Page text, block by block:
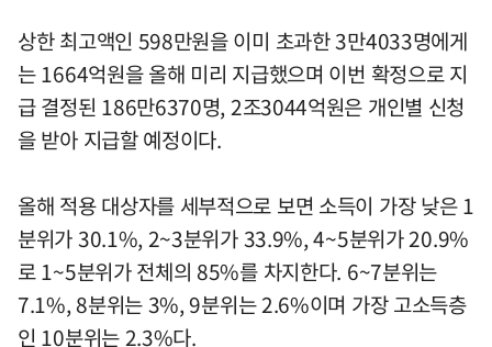
상한 최고액인 598만원을 이미 초과한 3만4033명에게
는 1664억원을 올해 미리 지급했으며 이번 확정으로 지
급 결정된 186만6370명, 2조3044억원은 개인별 신청
을 받아 지급할 예정이다.
올해 적용 대상자를 세부적으로 보면 소득이 가장 낮은 1
분위가 30.1%, 2~3분위가 33.9%, 4~5분위가 20.9%
로 1~5분위가 전체의 85%를 차지한다. 6~7분위는
7.1%, 8분위는 3%, 9분위는 2.6%이며 가장 고소득층
인 10분위는 2.3%다.